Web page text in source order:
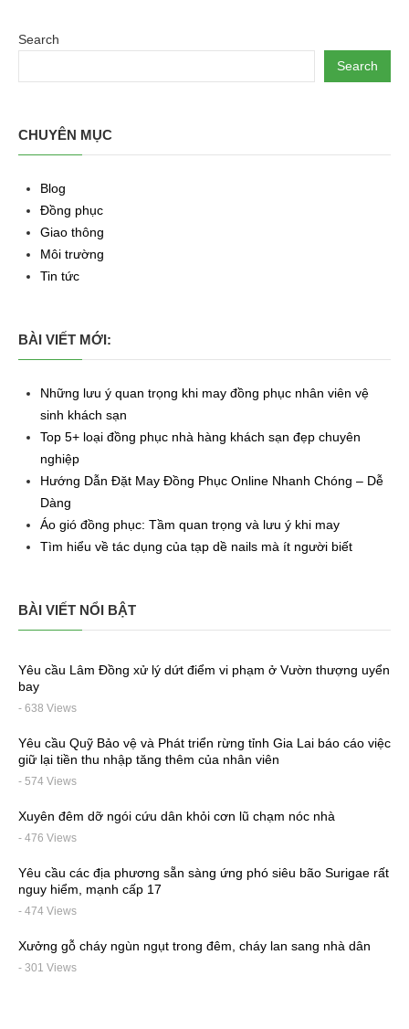
Search
Search
CHUYÊN MỤC
Blog
Đồng phục
Giao thông
Môi trường
Tin tức
BÀI VIẾT MỚI:
Những lưu ý quan trọng khi may đồng phục nhân viên vệ
sinh khách sạn
Top 5+ loại đồng phục nhà hàng khách sạn đẹp chuyên
nghiệp
Hướng Dẫn Đặt May Đồng Phục Online Nhanh Chóng – Dễ
Dàng
Áo gió đồng phục: Tầm quan trọng và lưu ý khi may
Tìm hiểu về tác dụng của tạp dề nails mà ít người biết
BÀI VIẾT NỔI BẬT
Yêu cầu Lâm Đồng xử lý dứt điểm vi phạm ở Vườn thượng uyển
bay
- 638 Views
Yêu cầu Quỹ Bảo vệ và Phát triển rừng tỉnh Gia Lai báo cáo việc
giữ lại tiền thu nhập tăng thêm của nhân viên
- 574 Views
Xuyên đêm dỡ ngói cứu dân khỏi cơn lũ chạm nóc nhà
- 476 Views
Yêu cầu các địa phương sẵn sàng ứng phó siêu bão Surigae rất
nguy hiểm, mạnh cấp 17
- 474 Views
Xưởng gỗ cháy ngùn ngụt trong đêm, cháy lan sang nhà dân
- 301 Views